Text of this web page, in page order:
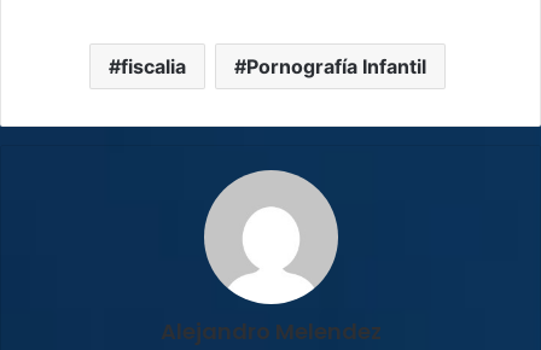
fiscalia Pornografía Infantil
Alejandro Melendez